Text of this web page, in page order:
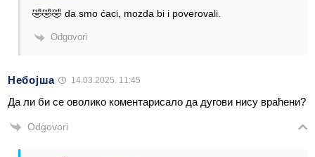
🤣🤣🤣 da smo ćaci, mozda bi i poverovali.
Odgovori
Небојша 14.03.2025. 11:45
Да ли би се оволико коментарисало да дугови нису враћени?
Odgovori